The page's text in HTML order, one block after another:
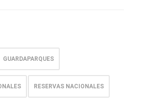
GUARDAPARQUES
RESERVAS NACIONALES